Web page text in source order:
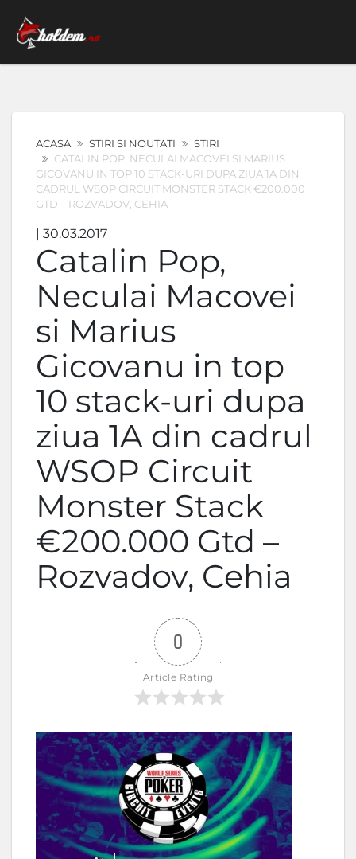
ACASA STIRI SI NOUTATI
STIRI
CATALIN POP, NECULAI MACOVEI SI MARIUS
GICOVANU IN TOP 10 STACK-URI DUPA ZIUA 1A DIN
CADRUL WSOP CIRCUIT MONSTER STACK €200.000
GTD – ROZVADOV, CEHIA
| 30.03.2017
Catalin Pop,
Neculai Macovei
si Marius
Gicovanu in top
10 stack-uri dupa
ziua 1A din cadrul
WSOP Circuit
Monster Stack
€200.000 Gtd –
Rozvadov, Cehia
0
Article Rating